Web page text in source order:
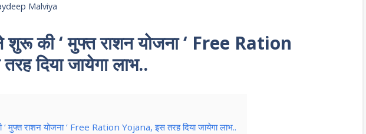
Malviya
शुरू की ‘ मुफ्त राशन योजना ‘ Free Ration
दिया जायेगा लाभ..
मुफ्त राशन योजना ‘ Free Ration Yojana, इस तरह दिया जायेगा लाभ..